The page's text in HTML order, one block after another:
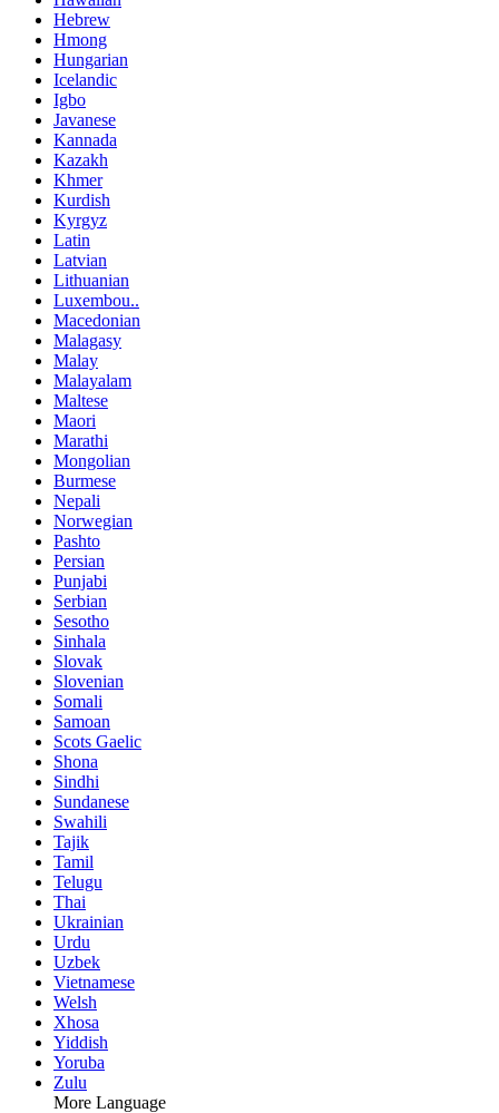
Hebrew
Hmong
Hungarian
Icelandic
Igbo
Javanese
Kannada
Kazakh
Khmer
Kurdish
Kyrgyz
Latin
Latvian
Lithuanian
Luxembou..
Macedonian
Malagasy
Malay
Malayalam
Maltese
Maori
Marathi
Mongolian
Burmese
Nepali
Norwegian
Pashto
Persian
Punjabi
Serbian
Sesotho
Sinhala
Slovak
Slovenian
Somali
Samoan
Scots Gaelic
Shona
Sindhi
Sundanese
Swahili
Tajik
Tamil
Telugu
Thai
Ukrainian
Urdu
Uzbek
Vietnamese
Welsh
Xhosa
Yiddish
Yoruba
Zulu
More Language